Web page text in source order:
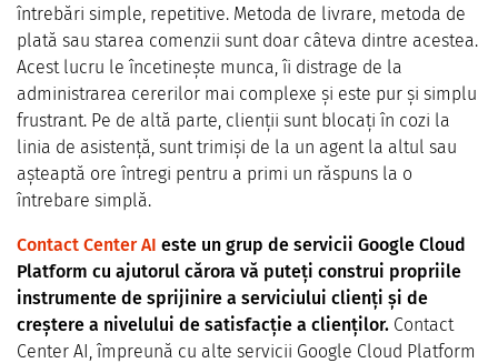
întrebări simple, repetitive. Metoda de livrare, metoda de
plată sau starea comenzii sunt doar câteva dintre acestea.
Acest lucru le încetinește munca, îi distrage de la
administrarea cererilor mai complexe și este pur și simplu
frustrant. Pe de altă parte, clienții sunt blocați în cozi la
linia de asistență, sunt trimiși de la un agent la altul sau
așteaptă ore întregi pentru a primi un răspuns la o
întrebare simplă.
Contact Center AI este un grup de servicii Google Cloud
Platform cu ajutorul cărora vă puteți construi propriile
instrumente de sprijinire a serviciului clienți și de
creștere a nivelului de satisfacție a clienților. Contact
Center AI, împreună cu alte servicii Google Cloud Platform